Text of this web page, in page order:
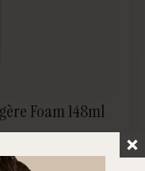
Foam 148ml